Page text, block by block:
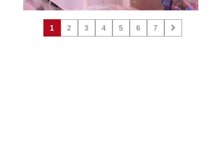
1 2 3 4 5 6 7